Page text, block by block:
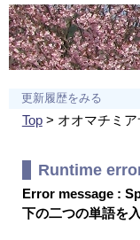
更新履歴をみる
Top> オオマチミア
Runtime
Error message :
下の二つの単語を